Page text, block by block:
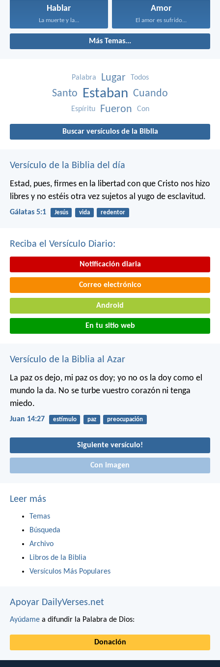
Hablar
La muerte y la...
Amor
El amor es sufrido...
Más Temas...
Palabra Lugar Todos
Santo Estaban Cuando
Espíritu Fueron Con
Buscar versículos de la Biblia
Versículo de la Biblia del día
Estad, pues, firmes en la libertad con que Cristo nos hizo
libres y no estéis otra vez sujetos al yugo de esclavitud.
Gálatas 5:1 Jesús vida redentor
Reciba el Versículo Diario:
Notificación diaria
Correo electrónico
Android
En tu sitio web
Versículo de la Biblia al Azar
La paz os dejo, mi paz os doy; yo no os la doy como el
mundo la da. No se turbe vuestro corazón ni tenga
miedo.
Juan 14:27 estímulo paz preocupación
Siguiente versículo!
Con imagen
Leer más
Temas
Búsqueda
Archivo
Libros de la Biblia
Versículos Más Populares
Apoyar DailyVerses.net
Ayúdame a difundir la Palabra de Dios:
Donación